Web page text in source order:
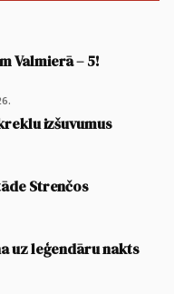
Valmierā – 5!
izšuvumus
Strenčos
uz leģendāru nakts